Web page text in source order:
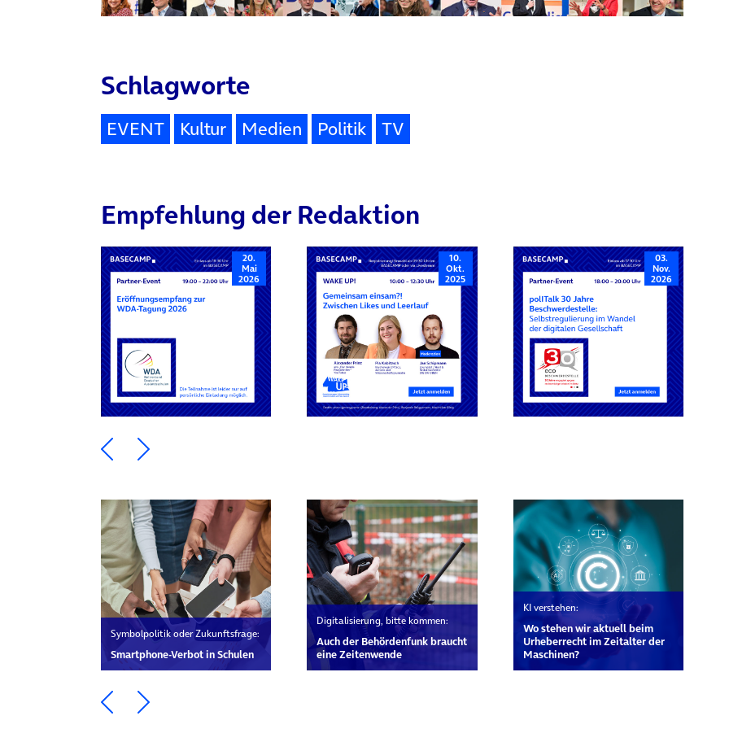
Schlagworte
EVENT Kultur Medien Politik TV
Empfehlung der Redaktion
20.
Mai
2026
10.
Okt.
2025
03.
Nov.
2026
Ein Element zurück blättern
Ein Element weiter blättern
Symbolpolitik oder Zukunftsfrage:
Smartphone-Verbot in Schulen
Digitalisierung, bitte kommen:
Auch der Behördenfunk braucht
eine Zeitenwende
KI verstehen:
Wo stehen wir aktuell beim
Urheberrecht im Zeitalter der
Maschinen?
Ein Element zurück blättern
Ein Element weiter blättern